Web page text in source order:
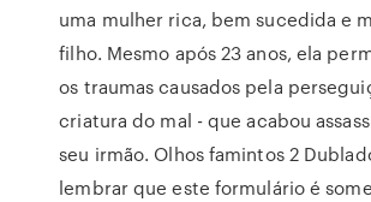
uma mulher rica, bem sucedida e
filho. Mesmo após 23 anos, ela
os traumas causados pela
criatura do mal - que acabou
seu irmão. Olhos famintos 2
lembrar que este formulário é